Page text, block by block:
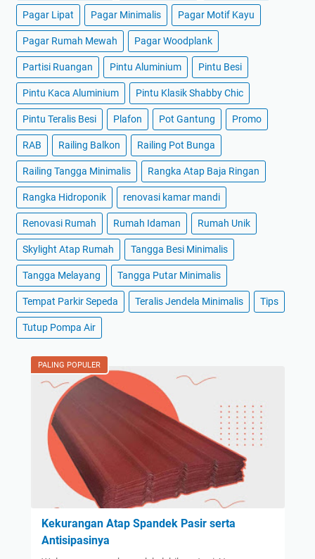
Pagar Lipat Pagar Minimalis Pagar Motif Kayu
Pagar Rumah Mewah Pagar Woodplank
Partisi Ruangan Pintu Aluminium Pintu Besi
Pintu Kaca Aluminium Pintu Klasik Shabby Chic
Pintu Teralis Besi Plafon Pot Gantung Promo
RAB Railing Balkon Railing Pot Bunga
Railing Tangga Minimalis Rangka Atap Baja Ringan
Rangka Hidroponik renovasi kamar mandi
Renovasi Rumah Rumah Idaman Rumah Unik
Skylight Atap Rumah Tangga Besi Minimalis
Tangga Melayang Tangga Putar Minimalis
Tempat Parkir Sepeda Teralis Jendela Minimalis Tips
Tutup Pompa Air
PALING POPULER
Kekurangan Atap Spandek Pasir serta
Antisipasinya